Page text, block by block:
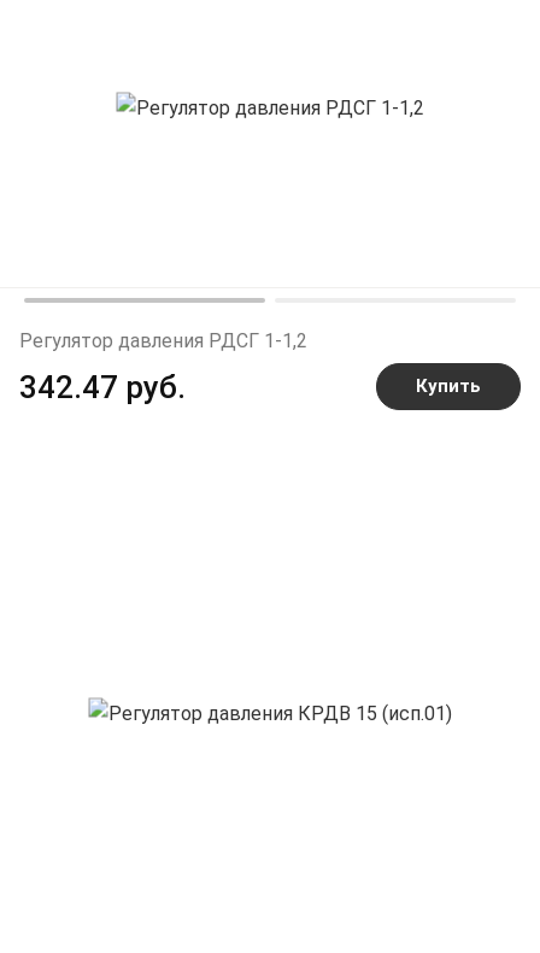
Регулятор давления РДСГ 1-1,2
342.47 руб. Купить